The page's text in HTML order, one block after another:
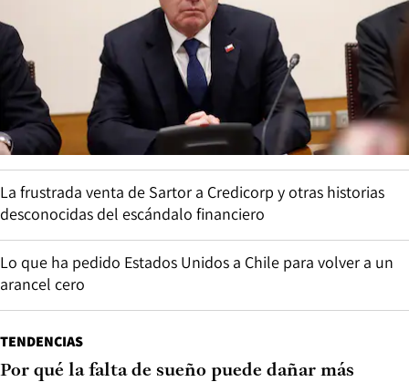
La frustrada venta de Sartor a Credicorp y otras historias
desconocidas del escándalo financiero
Lo que ha pedido Estados Unidos a Chile para volver a un
arancel cero
TENDENCIAS
Por qué la falta de sueño puede dañar más